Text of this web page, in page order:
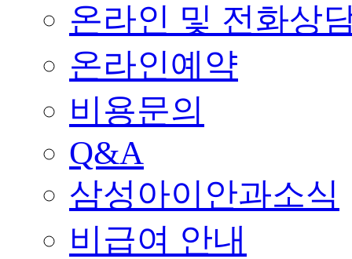
온라인 및 전화상
온라인예약
비용문의
Q&A
삼성아이안과소식
비급여 안내